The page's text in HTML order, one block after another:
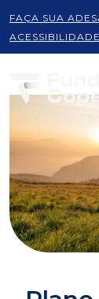
FAÇA SUA
ACESSIBILIDADE